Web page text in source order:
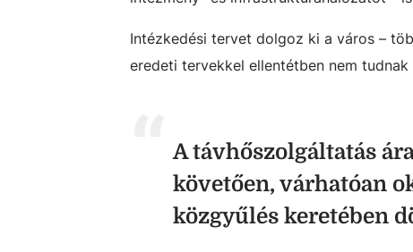
Intézkedési tervet dolgoz ki a város –
eredeti tervekkel ellentétben nem
A távhőszolgáltatás
követően, várhatóan
közgyűlés keretében